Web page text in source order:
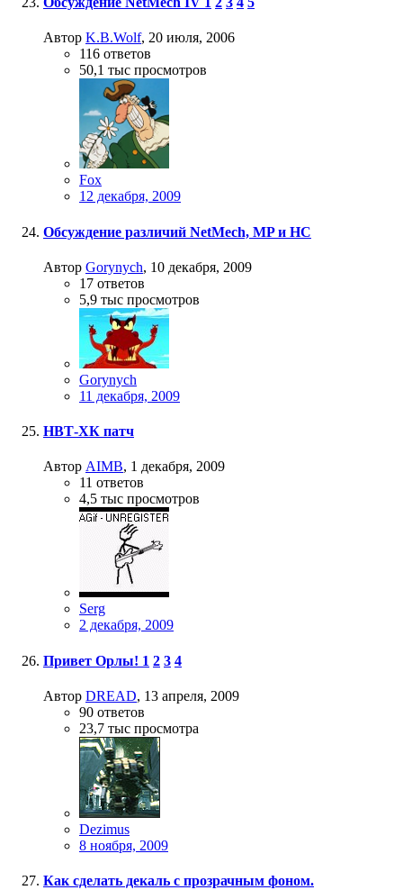
Автор K.B.Wolf, 20 июля, 2006
116 ответов
50,1 тыс просмотров
Fox
12 декабря, 2009
Обсуждение различий NetMech, MP и HC
Автор Gorynych, 10 декабря, 2009
17 ответов
5,9 тыс просмотров
Gorynych
11 декабря, 2009
НВТ-ХК патч
Автор AIMB, 1 декабря, 2009
11 ответов
4,5 тыс просмотров
Serg
2 декабря, 2009
Привет Орлы! 1 2 3 4
Автор DREAD, 13 апреля, 2009
90 ответов
23,7 тыс просмотра
Dezimus
8 ноября, 2009
Как сделать декаль с прозрачным фоном.